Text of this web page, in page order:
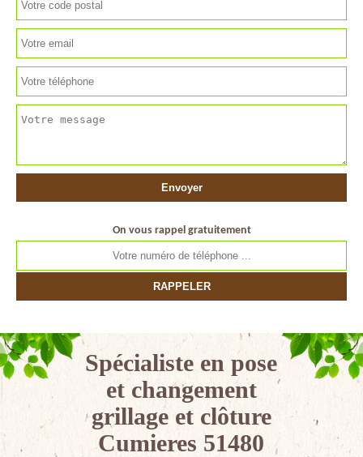
On vous rappel gratuitement
Spécialiste en pose
et changement
grillage et clôture
Cumieres 51480